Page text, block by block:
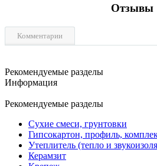
Отзывы
Комментарии
Рекомендуемые разделы
Информация
Рекомендуемые разделы
Сухие смеси, грунтовки
Гипсокартон, профиль,
Утеплитель (тепло и
Керамзит